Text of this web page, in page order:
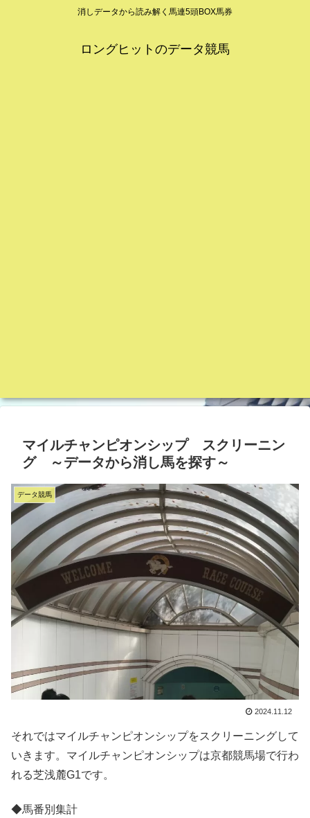
消しデータから読み解く馬連5頭BOX馬券
ロングヒットのデータ競馬
マイルチャンピオンシップ スクリーニン
グ ～データから消し馬を探す～
データ競馬
2024.11.12
それではマイルチャンピオンシップをスクリーニングして
いきます。マイルチャンピオンシップは京都競馬場で行わ
れる芝浅麓G1です。
◆馬番別集計